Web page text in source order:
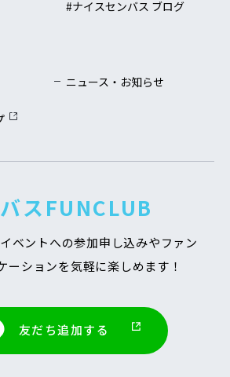
#ナイスセンバス ブログ
ニュース・お知らせ
スFUNCLUB
ベントへの参加申し込みやファン
ーションを気軽に楽しめます！
友だち追加する